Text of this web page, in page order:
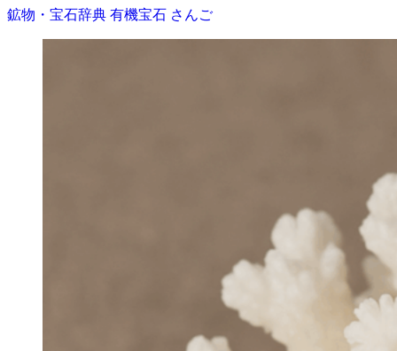
鉱物・宝石辞典 有機宝石 さんご